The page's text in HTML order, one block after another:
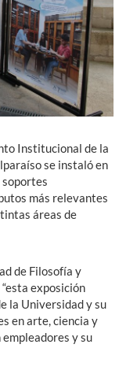
Institucional de la
se instaló en
soportes
más relevantes
áreas de
de Filosofía y
exposición
la Universidad y su
en arte, ciencia y
empleadores y su